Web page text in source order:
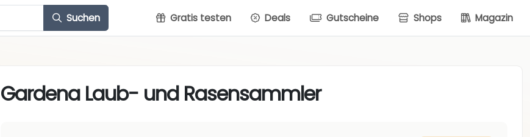
Suchen Gratis testen Deals Gutscheine Shops Magazin
Gardena Laub- und Rasensammler